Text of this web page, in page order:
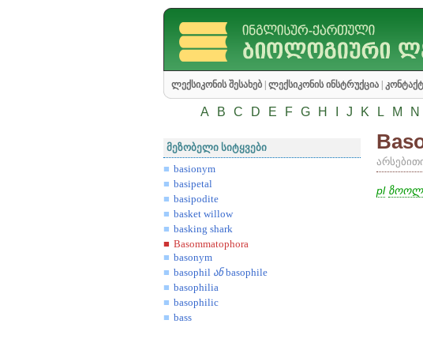
ლექსიკონის შესახებ ლექსიკონის ინსტრუქცია
A B C D E F G H J K L M N
მეზობელი სიტყვები
basionym
basipetal
basipodite
basket willow
basking shark
Basommatophora
basonym
basophil ან basophile
basophilia
basophilic
bass
pl ზოოლ.